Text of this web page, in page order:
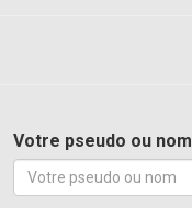
Votre pseudo ou nom